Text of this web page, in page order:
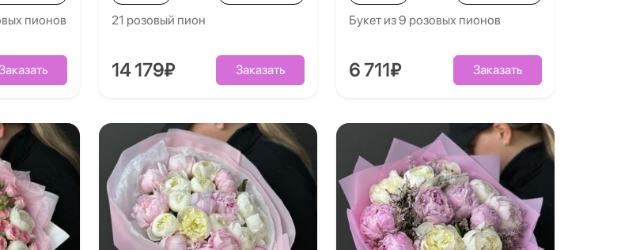
пионов
21 розовый пион
14 179₽ Заказать
Букет из 9 розовых пионов
6 711₽ Заказать